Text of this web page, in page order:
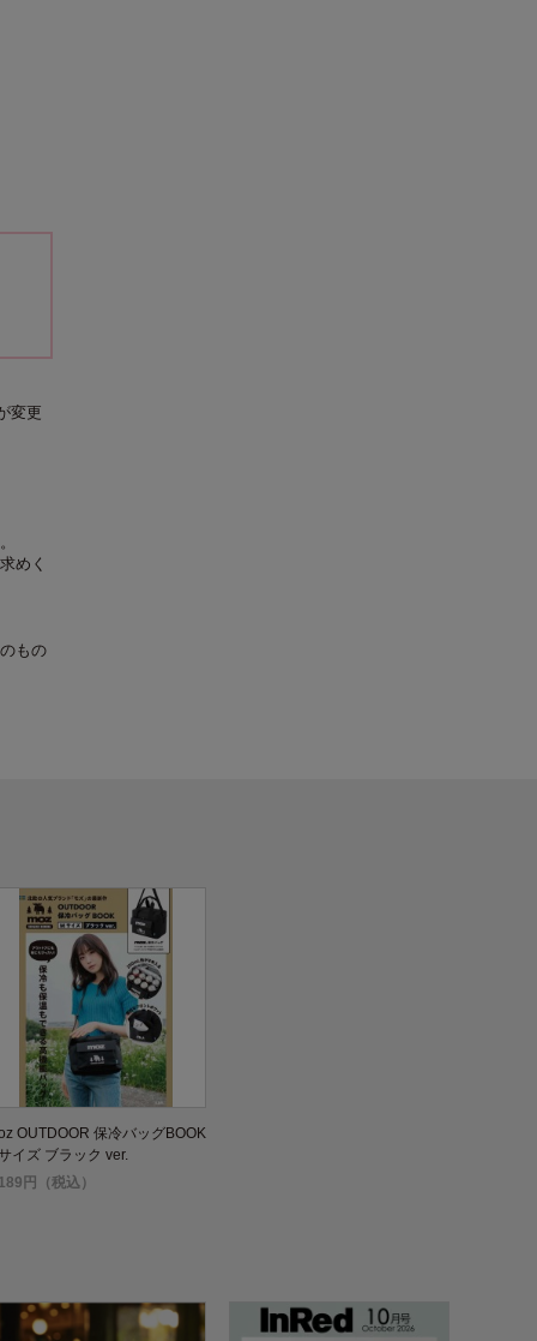
変更
めく
もの
OUTDOOR 保冷バッグBOOK
イズ ブラック ver.
円（税込）